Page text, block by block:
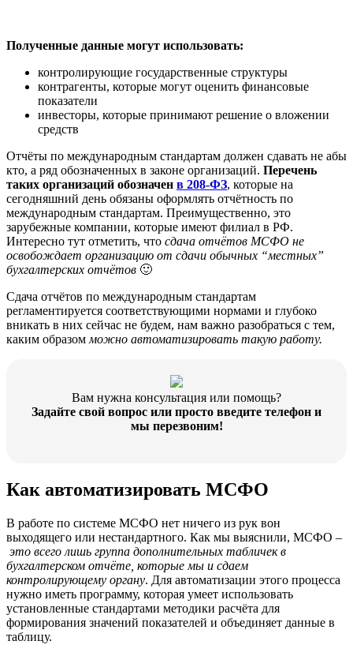
Полученные данные могут использовать:
контролирующие государственные структуры
контрагенты, которые могут оценить финансовые
показатели
инвесторы, которые принимают решение о вложении
средств
Отчёты по международным стандартам должен сдавать не абы
кто, а ряд обозначенных в законе организаций. Перечень
таких организаций обозначен в 208-ФЗ, которые на
сегодняшний день обязаны оформлять отчётность по
международным стандартам. Преимущественно, это
зарубежные компании, которые имеют филиал в РФ.
Интересно тут отметить, что сдача отчётов МСФО не
освобождает организацию от сдачи обычных “местных”
бухгалтерских отчётов 🙂
Сдача отчётов по международным стандартам
регламентируется соответствующими нормами и глубоко
вникать в них сейчас не будем, нам важно разобраться с тем,
каким образом можно автоматизировать такую работу.
Вам нужна консультация или помощь?
Задайте свой вопрос или просто введите телефон и
мы перезвоним!
Как автоматизировать МСФО
В работе по системе МСФО нет ничего из рук вон
выходящего или нестандартного. Как мы выяснили, МСФО –
это всего лишь группа дополнительных табличек в
бухгалтерском отчёте, которые мы и сдаем
контролирующему органу. Для автоматизации этого процесса
нужно иметь программу, которая умеет использовать
установленные стандартами методики расчёта для
формирования значений показателей и объединяет данные в
таблицу.